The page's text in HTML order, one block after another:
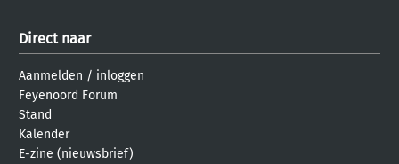
Direct naar
Aanmelden / inloggen
Feyenoord Forum
Stand
Kalender
E-zine (nieuwsbrief)